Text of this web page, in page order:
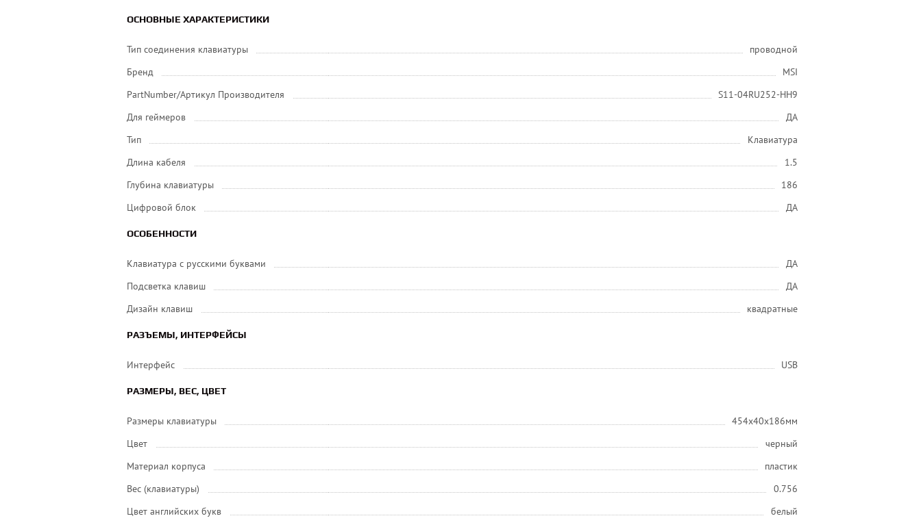
ОСНОВНЫЕ ХАРАКТЕРИСТИКИ
Тип соединения клавиатуры
проводной
Бренд
MSI
PartNumber/Артикул Производителя
S11-04RU252-HH9
Для геймеров
ДА
Тип
Клавиатура
Длина кабеля
1.5
Глубина клавиатуры
186
Цифровой блок
ДА
ОСОБЕННОСТИ
Клавиатура с русскими буквами
ДА
Подсветка клавиш
ДА
Дизайн клавиш
квадратные
РАЗЪЕМЫ, ИНТЕРФЕЙСЫ
Интерфейс USB
РАЗМЕРЫ, ВЕС, ЦВЕТ
Размеры клавиатуры
454x40x186мм
Цвет
черный
Материал корпуса
пластик
Вес (клавиатуры)
0.756
Цвет английских букв
белый